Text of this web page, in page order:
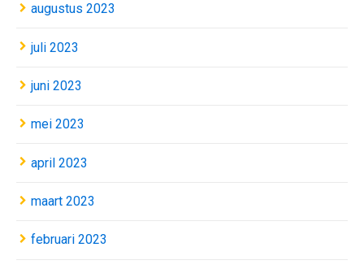
augustus 2023
juli 2023
juni 2023
mei 2023
april 2023
maart 2023
februari 2023